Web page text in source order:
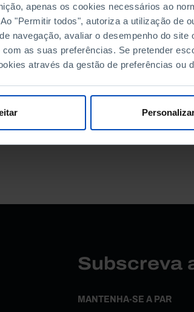
apenas os cookies necessários ao
"Permitir todos", autoriza a utilização de
navegação, avaliar o desempenho do
as suas preferências. Se pretender
através da gestão de preferências ou
DATA DE FIM
Subscreva
MANTENHA-SE A PAR